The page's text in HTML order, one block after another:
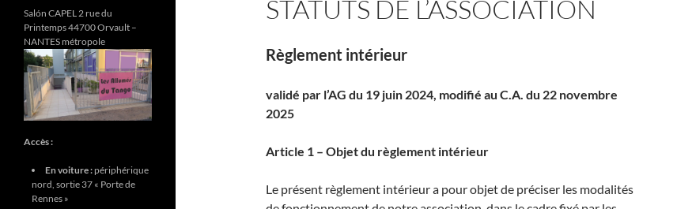
STATUTS DE L’ASSOCIATION
Règlement intérieur
validé par l’AG du 19 juin 2024, modifié au C.A. du 22 novembre
2025
Article 1 – Objet du règlement intérieur
Le présent règlement intérieur a pour objet de préciser les modalités
Salón CAPEL 2 rue du
Printemps 44700 Orvault –
NANTES métropole
Accès :
En voiture : périphérique
nord, sortie 37 « Porte de
Rennes »